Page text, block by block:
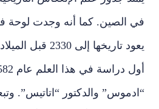
في الصين. كما أنه وجدت لوحة
“ادموس” والدكتور “اتاتيس”.